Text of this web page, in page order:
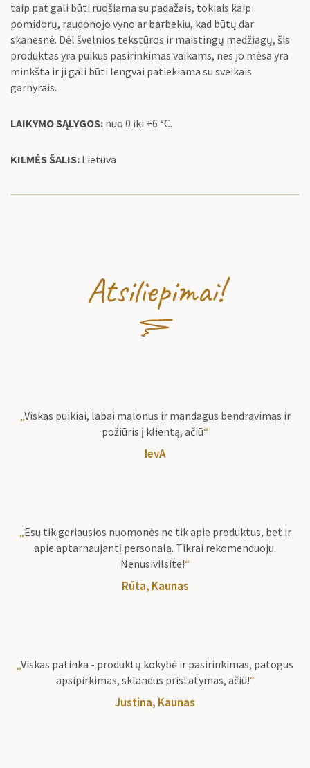
taip pat gali būti ruošiama su padažais, tokiais kaip
pomidorų, raudonojo vyno ar barbekiu, kad būtų dar
skanesnė. Dėl švelnios tekstūros ir maistingų medžiagų, šis
produktas yra puikus pasirinkimas vaikams, nes jo mėsa yra
minkšta ir ji gali būti lengvai patiekiama su sveikais
garnyrais.
LAIKYMO SĄLYGOS: nuo 0 iki +6 °C.
KILMĖS ŠALIS: Lietuva
Atsiliepimai!
„Viskas puikiai, labai malonus ir mandagus bendravimas ir
požiūris į klientą, ačiū“
IevA
„Esu tik geriausios nuomonės ne tik apie produktus, bet ir
apie aptarnaujantį personalą. Tikrai rekomenduoju.
Nenusivilsite!“
Rūta, Kaunas
„Viskas patinka - produktų kokybė ir pasirinkimas, patogus
apsipirkimas, sklandus pristatymas, ačiū!“
Justina, Kaunas